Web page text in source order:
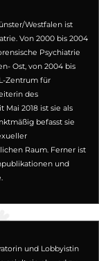
Westfalen ist
Von 2000 bis 2004
Psychiatrie
Ost, von 2004 bis
Zentrum für
des
2018 ist sie als
befasst sie
Raum. Ferner ist
und
und Lobbyistin